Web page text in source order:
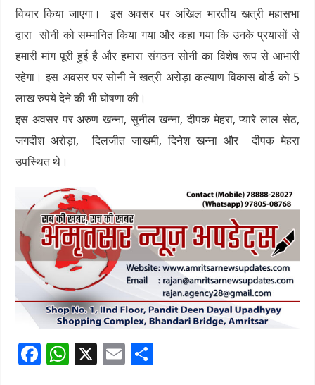
विचार किया जाएगा। इस अवसर पर अखिल भारतीय खत्री महासभा
द्वारा सोनी को सम्मानित किया गया और कहा गया कि उनके प्रयासों से
हमारी मांग पूरी हुई है और हमारा संगठन सोनी का विशेष रूप से आभारी
रहेगा। इस अवसर पर सोनी ने खत्री अरोड़ा कल्याण विकास बोर्ड को 5
लाख रुपये देने की भी घोषणा की।
इस अवसर पर अरुण खन्ना, सुनील खन्ना, दीपक मेहरा, प्यारे लाल सेठ,
जगदीश अरोड़ा, दिलजीत जाखमी, दिनेश खन्ना और दीपक मेहरा
उपस्थित थे।
F
W
X
E